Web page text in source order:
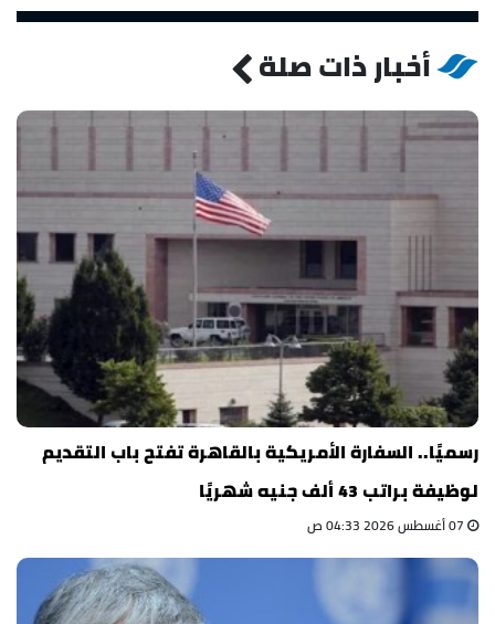
أخبار ذات صلة
رسميًا.. السفارة الأمريكية بالقاهرة تفتح باب التقديم
لوظيفة براتب 43 ألف جنيه شهريًا